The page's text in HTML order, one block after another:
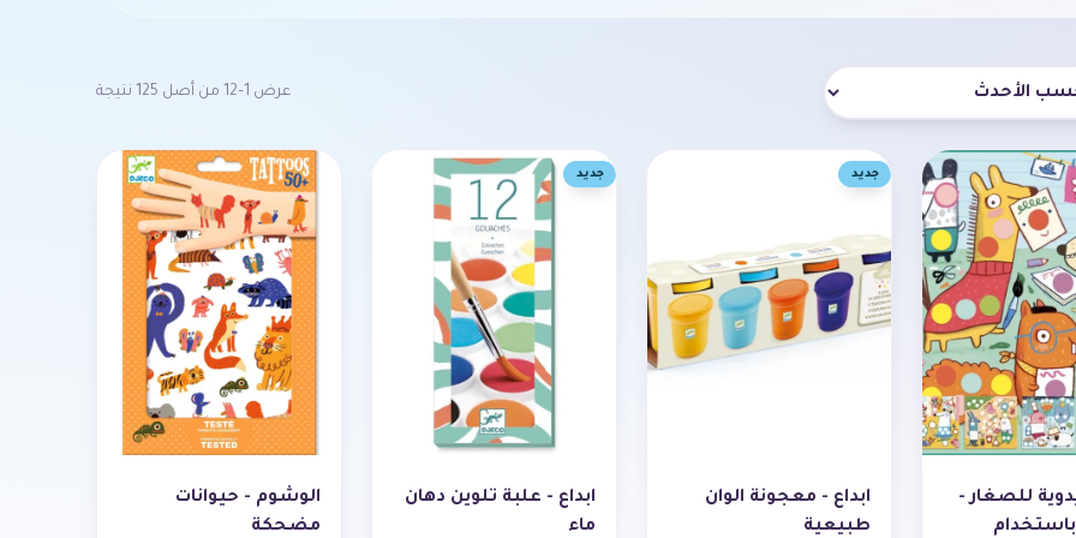
عرض 1–12 من أصل 125 نتيجة
للصغار -
جديد
ابداع - معجونة الوان
طبيعية
جديد
ابداع - علبة تلوين دهان
ماء
الوشوم - حيوانات
مضحكة